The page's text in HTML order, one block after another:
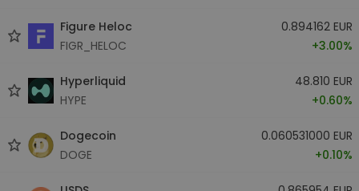
Figure Heloc
FIGR_HELOC
0.894162 EUR
+3.00%
Hyperliquid
HYPE
48.810 EUR
+0.60%
Dogecoin
DOGE
0.060531000 EUR
+0.10%